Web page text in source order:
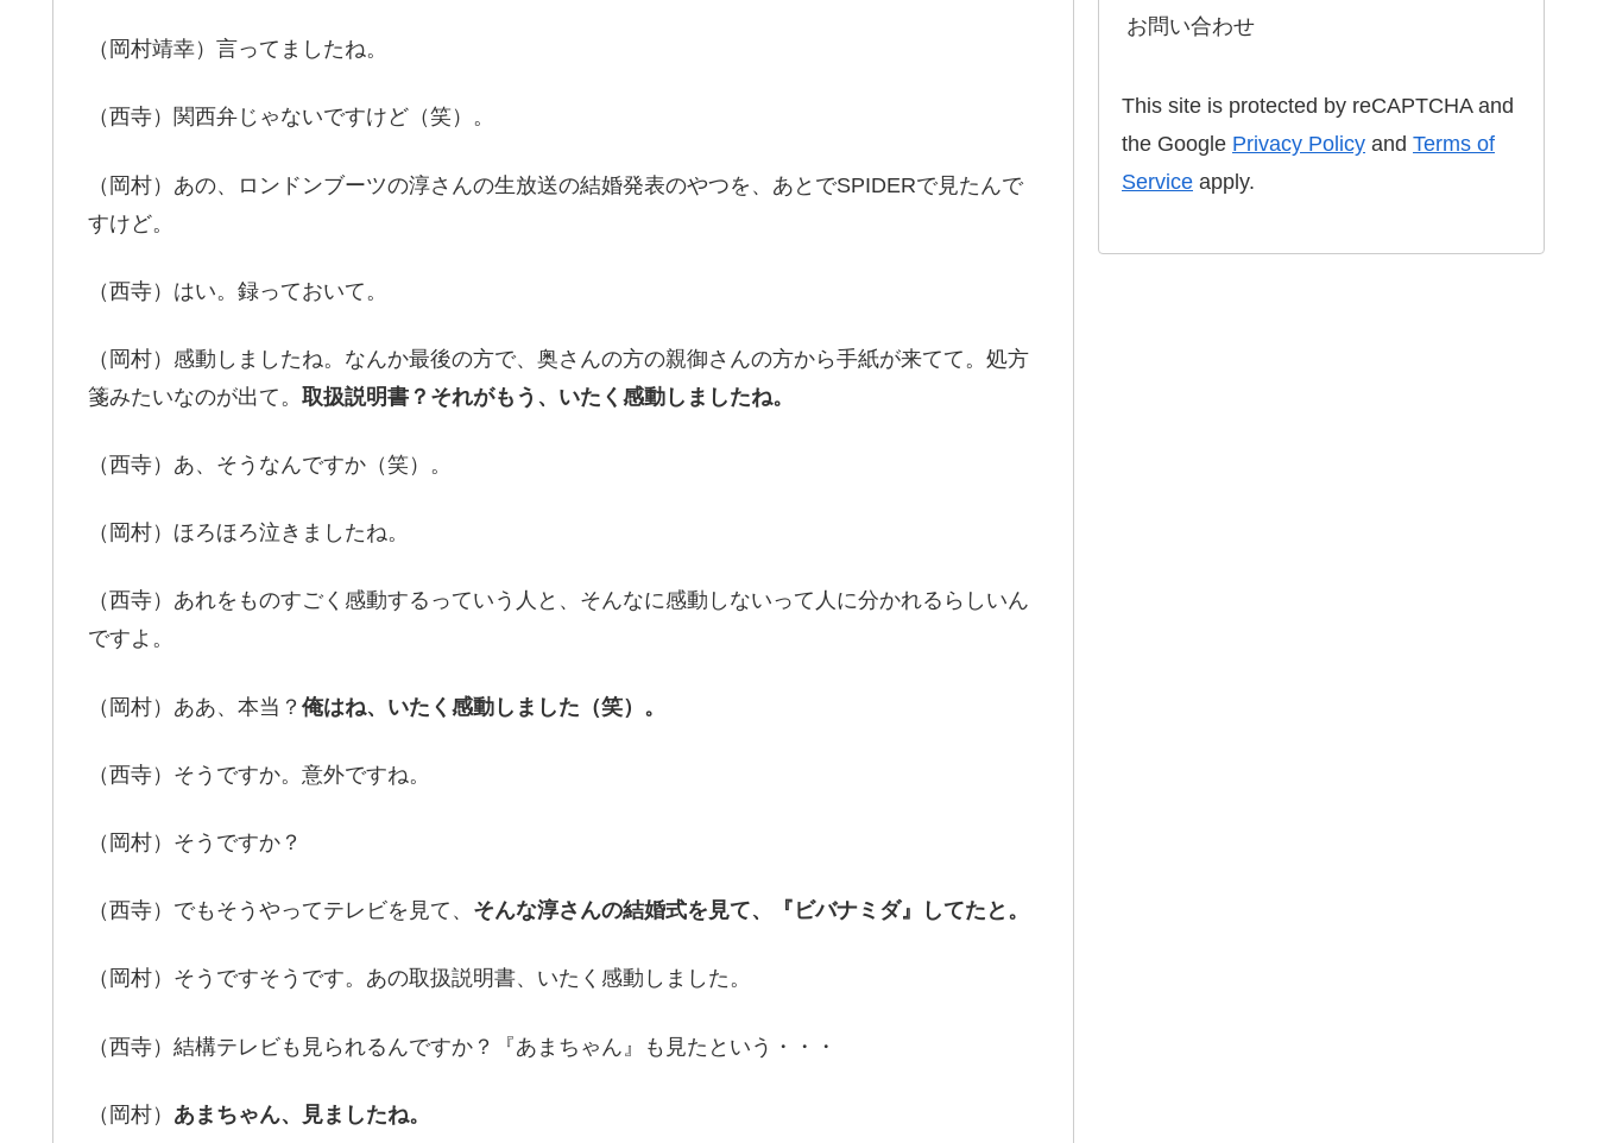
（岡村靖幸）言ってましたね。
（西寺）関西弁じゃないですけど（笑）。
（岡村）あの、ロンドンブーツの淳さんの生放送の結婚発表のやつを、あとでSPIDERで見たんで
すけど。
（西寺）はい。録っておいて。
（岡村）感動しましたね。なんか最後の方で、奥さんの方の親御さんの方から手紙が来てて。処方
箋みたいなのが出て。 取扱説明書？それがもう、いたく感動しましたね。
（西寺）あ、そうなんですか（笑）。
（岡村）ほろほろ泣きましたね。
（西寺）あれをものすごく感動するっていう人と、そんなに感動しないって人に分かれるらしいん
ですよ。
（岡村）ああ、本当？ 俺はね、いたく感動しました（笑）。
（西寺）そうですか。意外ですね。
（岡村）そうですか？
（西寺）でもそうやってテレビを見て、 そんな淳さんの結婚式を見て、『ビバナミダ』してたと。
（岡村）そうですそうです。あの取扱説明書、いたく感動しました。
（西寺）結構テレビも見られるんですか？『あまちゃん』も見たという・・・
（岡村） あまちゃん、見ましたね。
お問い合わせ
This site is protected by reCAPTCHA and
the Google Privacy Policy and Terms of
Service apply.